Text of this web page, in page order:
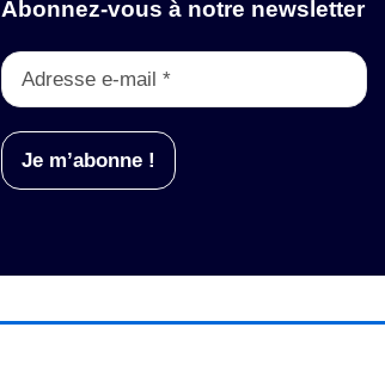
Abonnez-vous à notre newsletter